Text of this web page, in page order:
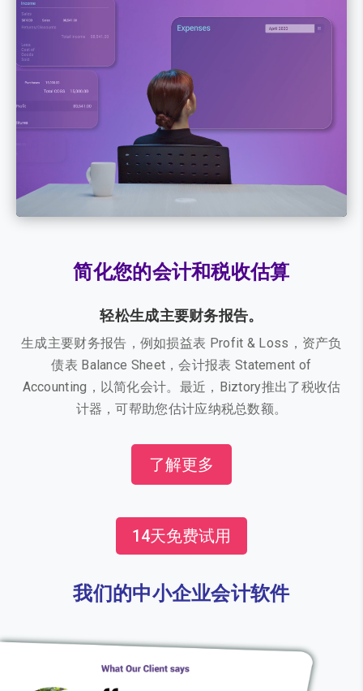
播
放
简化您的会计和税收估算
轻松生成主要财务报告。
生成主要财务报告，例如损益表 Profit & Loss，资产负
债表 Balance Sheet，会计报表 Statement of
Accounting，以简化会计。最近，Biztory推出了税收估
计器，可帮助您估计应纳税总数额。
了解更多
14天免费试用
我们的中小企业会计软件